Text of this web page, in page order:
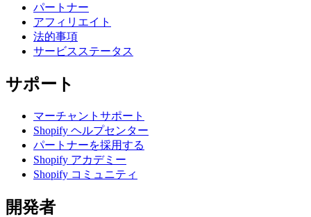
パートナー
アフィリエイト
法的事項
サービスステータス
サポート
マーチャントサポート
Shopify ヘルプセンター
パートナーを採用する
Shopify アカデミー
Shopify コミュニティ
開発者